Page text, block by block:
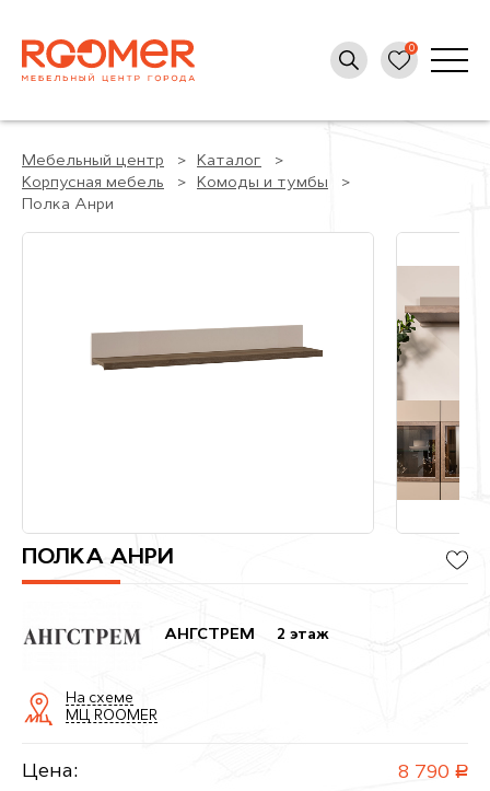
Мебельный центр
Каталог
Корпусная мебель
Комоды и тумбы
Полка Анри
ПОЛКА АНРИ
АНГСТРЕМ 2 этаж
На схеме
МЦ ROOMER
Цена: 8 790 руб.